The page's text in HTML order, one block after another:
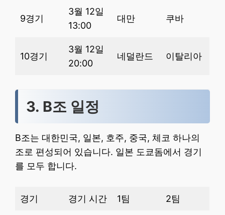
9경기
3월 12일
13:00
대만 쿠바
10경기
3월 12일
20:00
네덜란드 이탈리아
3. B조 일정
B조는 대한민국, 일본, 호주, 중국, 체코 하나의
조로 편성되어 있습니다. 일본 도쿄돔에서 경기
를 모두 합니다.
경기 경기 시간 1팀 2팀